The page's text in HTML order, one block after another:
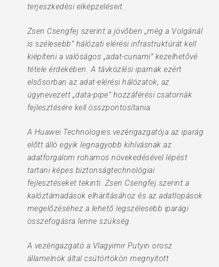
terjeszkedési elképzeléseit.
Zsen Csengfej szerint a jövőben „még a Volgánál
is szélesebb” hálózati elérési infrastruktúrát kell
kiépíteni a valóságos „adat-cunami” kezelhetővé
tétele érdekében. A távközlési iparnak ezért
elsősorban az adat-elérési hálózatok, az
úgynevezett „data-pipe” hozzáférési csatornák
fejlesztésére kell összpontosítania.
A Huawei Technologies vezérigazgatója az iparág
előtt álló egyik legnagyobb kihívásnak az
adatforgalom rohamos növekedésével lépést
tartani képes biztonságtechnológiai
fejlesztéseket tekinti. Zsen Csengfej szerint a
kalóztámadások elhárításához és az adatlopások
megelőzéséhez a lehető legszélesebb iparági
összefogásra lenne szükség.
A vezérigazgató a Vlagyimir Putyin orosz
államelnök által csütörtökön megnyitott